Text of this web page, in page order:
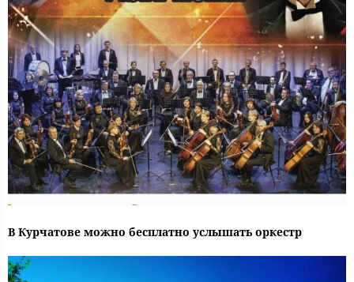
В Курчатове можно бесплатно услышать оркестр